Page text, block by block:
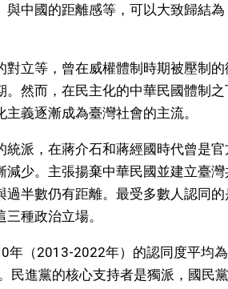
中國的距離感等，可以大致歸結為
立等，曾在威權體制時期被壓制
然而，在民主化的中華民國體制
義逐漸成為臺灣社會的主流。
派，在蔣介石和蔣經國時代曾是
少。主張揚棄中華民國並建立臺
半數仍有距離。最受多數人認同
種政治立場。
年（2013-2022年）的認同度平均
民進黨的核心支持者是獨派，國民